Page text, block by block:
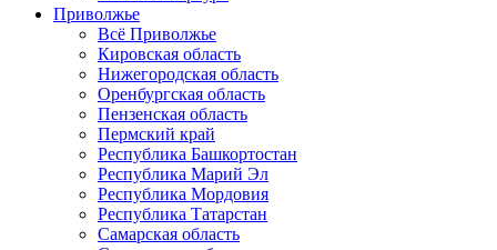
Приволжье
Всё Приволжье
Кировская область
Нижегородская область
Оренбургская область
Пензенская область
Пермский край
Республика Башкортостан
Республика Марий Эл
Республика Мордовия
Республика Татарстан
Самарская область